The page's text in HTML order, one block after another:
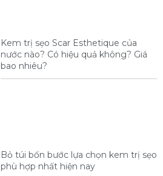
Kem trị sẹo Scar Esthetique của
nước nào? Có hiệu quả không? Giá
bao nhiêu?
Bỏ túi bốn bước lựa chọn kem trị sẹo
phù hợp nhất hiện nay